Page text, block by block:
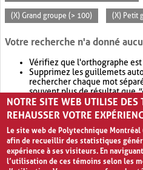
(X) Grand groupe (> 100) (X) Petit
Votre recherche n'a donné
Vérifiez que l'orthographe
Supprimez les guillemets
rechercher chaque mot
souvent plus de résultat que
Envisagez d'élargir votre
retournera souvent plus de
NOTRE SITE WEB UTILISE DES
REHAUSSER VOTRE
Le site web de Polytechnique
afin de recueillir des statistiques
expérience à ses visiteurs. En
l’utilisation de ces témoins selon les